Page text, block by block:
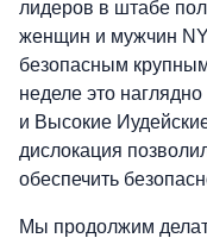
лидеров в штабе
женщин и мужчин
безопасным
неделе это
и Высокие
дислокация
обеспечить
Мы продолжим